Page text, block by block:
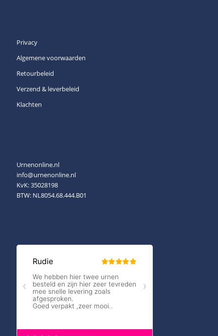
Privacy
Algemene voorwaarden
Retourbeleid
Verzend & leverbeleid
Klachten
Urnenonline.nl
info@urnenonline.nl
KvK: 35028198
BTW: NL8054.68.444.B01